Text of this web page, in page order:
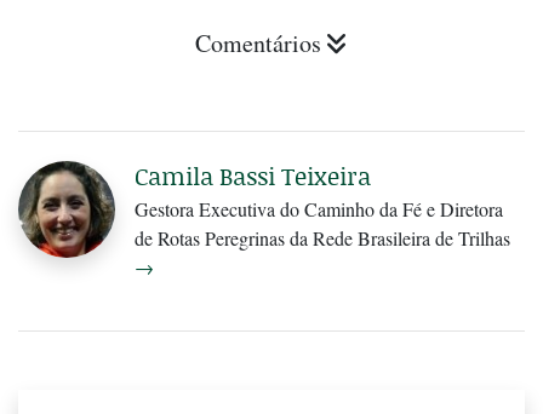
Comentários
Camila Bassi Teixeira
Gestora Executiva do Caminho da Fé e Diretora
de Rotas Peregrinas da Rede Brasileira de Trilhas
→